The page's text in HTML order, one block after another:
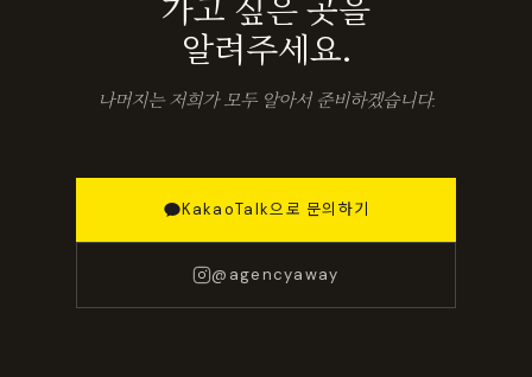
가고 싶은 곳을
알려주세요.
나머지는 저희가 모두 알아서 준비하겠습니다.
KakaoTalk으로 문의하기
@agencyaway